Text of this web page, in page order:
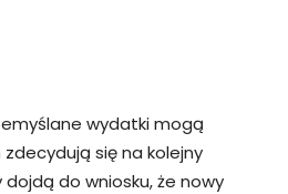
wydatki mogą
się na kolejny
do wniosku, że nowy